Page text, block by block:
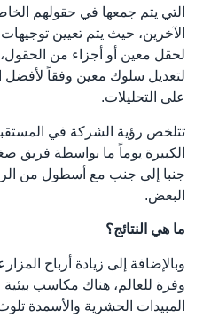
التي يتم جمعها في حقولهم
الآخرين، حيث يتم تعيين
لحقل معين أو أجزاء من
لتعديل سلوك معين وفقاً لأفضل
على التحليلات.
تتلخص رؤية الشركة في
الكبيرة يوماً ما بواسطة فريق
جنبا إلى جنب مع أسطول من
البعض.
ما هي النتائج؟
وبالإضافة إلى زيادة أرباح
وفرة للعالم، هناك مكاسب
المبيدات الحشرية والأسمدة